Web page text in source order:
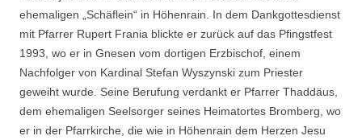
ehemaligen „Schäflein“ in Höhenrain. In dem Dankgottesdienst
mit Pfarrer Rupert Frania blickte er zurück auf das Pfingstfest
1993, wo er in Gnesen vom dortigen Erzbischof, einem
Nachfolger von Kardinal Stefan Wyszynski zum Priester
geweiht wurde. Seine Berufung verdankt er Pfarrer Thaddäus,
dem ehemaligen Seelsorger seines Heimatortes Bromberg, wo
er in der Pfarrkirche, die wie in Höhenrain dem Herzen Jesu